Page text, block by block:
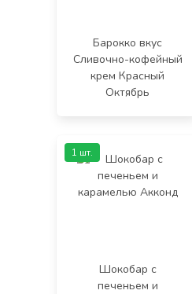
Барокко вкус
Сливочно-кофейный
крем Красный
Октябрь
Шокобар с
печеньем и
1 шт.